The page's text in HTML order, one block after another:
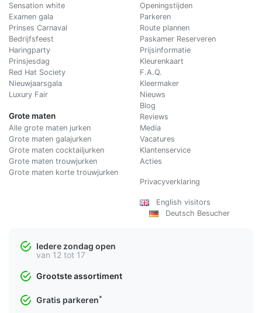
Sensation white
Examen gala
Prinses Carnaval
Bedrijfsfeest
Haringparty
Prinsjesdag
Red Hat Society
Nieuwjaarsgala
Luxury Fair
Grote maten
Alle grote maten jurken
Grote maten galajurken
Grote maten cocktailjurken
Grote maten trouwjurken
Grote maten korte trouwjurken
Openingstijden
Parkeren
Route plannen
Paskamer Reserveren
Prijsinformatie
Kleurenkaart
F.A.Q.
Kleermaker
Nieuws
Blog
Reviews
Media
Vacatures
Klantenservice
Acties
Privacyverklaring
English visitors
Deutsch Besucher
Iedere zondag open
van 12 tot 17
Grootste assortiment
Gratis parkeren*